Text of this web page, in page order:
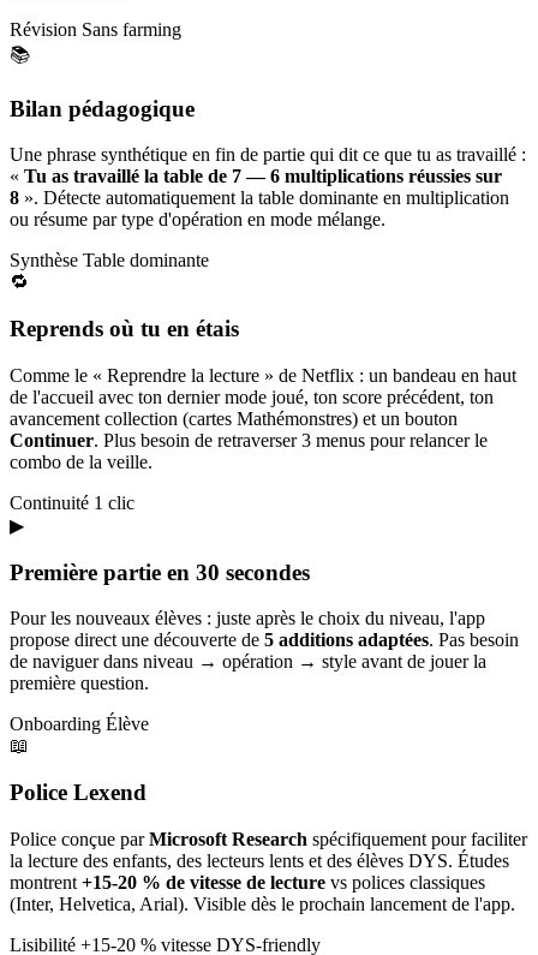
Révision Sans farming
📚
Bilan pédagogique
Une phrase synthétique en fin de partie qui dit ce que tu as travaillé :
« Tu as travaillé la table de 7 — 6 multiplications réussies sur
8 ». Détecte automatiquement la table dominante en multiplication
ou résume par type d'opération en mode mélange.
Synthèse Table dominante
🔁
Reprends où tu en étais
Comme le « Reprendre la lecture » de Netflix : un bandeau en haut
de l'accueil avec ton dernier mode joué, ton score précédent, ton
avancement collection (cartes Mathémonstres) et un bouton
Continuer. Plus besoin de retraverser 3 menus pour relancer le
combo de la veille.
Continuité 1 clic
▶
Première partie en 30 secondes
Pour les nouveaux élèves : juste après le choix du niveau, l'app
propose direct une découverte de 5 additions adaptées. Pas besoin
de naviguer dans niveau → opération → style avant de jouer la
première question.
Onboarding Élève
📖
Police Lexend
Police conçue parMicrosoft Research spécifiquement pour faciliter
la lecture des enfants, des lecteurs lents et des élèves DYS. Études
montrent +15-20 % de vitesse de lecture vs polices classiques
(Inter, Helvetica, Arial). Visible dès le prochain lancement de l'app.
Lisibilité +15-20 % vitesse DYS-friendly